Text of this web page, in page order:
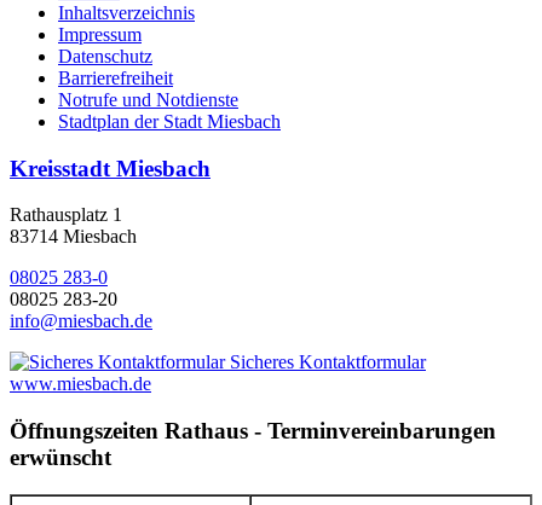
Inhaltsverzeichnis
Impressum
Datenschutz
Barrierefreiheit
Notrufe und Notdienste
Stadtplan der Stadt Miesbach
Kreisstadt Miesbach
Rathausplatz 1
83714 Miesbach
08025 283-0
08025 283-20
info@miesbach.de
Sicheres Kontaktformular
www.miesbach.de
Öffnungszeiten Rathaus - Terminvereinbarungen
erwünscht